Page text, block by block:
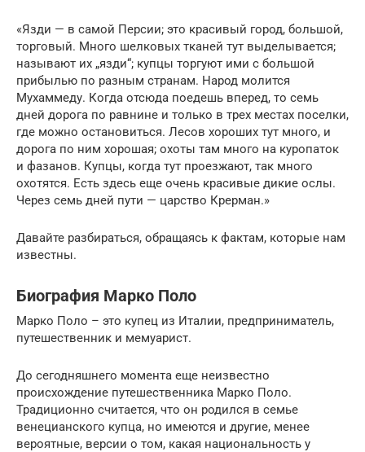
«Язди — в самой Персии; это красивый город, большой,
торговый. Много шелковых тканей тут выделывается;
называют их „язди“; купцы торгуют ими с большой
прибылью по разным странам. Народ молится
Мухаммеду. Когда отсюда поедешь вперед, то семь
дней дорога по равнине и только в трех местах поселки,
где можно остановиться. Лесов хороших тут много, и
дорога по ним хорошая; охоты там много на куропаток
и фазанов. Купцы, когда тут проезжают, так много
охотятся. Есть здесь еще очень красивые дикие ослы.
Через семь дней пути — царство Крерман.»
Давайте разбираться, обращаясь к фактам, которые нам
известны.
Биография Марко Поло
Марко Поло – это купец из Италии, предприниматель,
путешественник и мемуарист.
До сегодняшнего момента еще неизвестно
происхождение путешественника Марко Поло.
Традиционно считается, что он родился в семье
венецианского купца, но имеются и другие, менее
вероятные, версии о том, какая национальность у